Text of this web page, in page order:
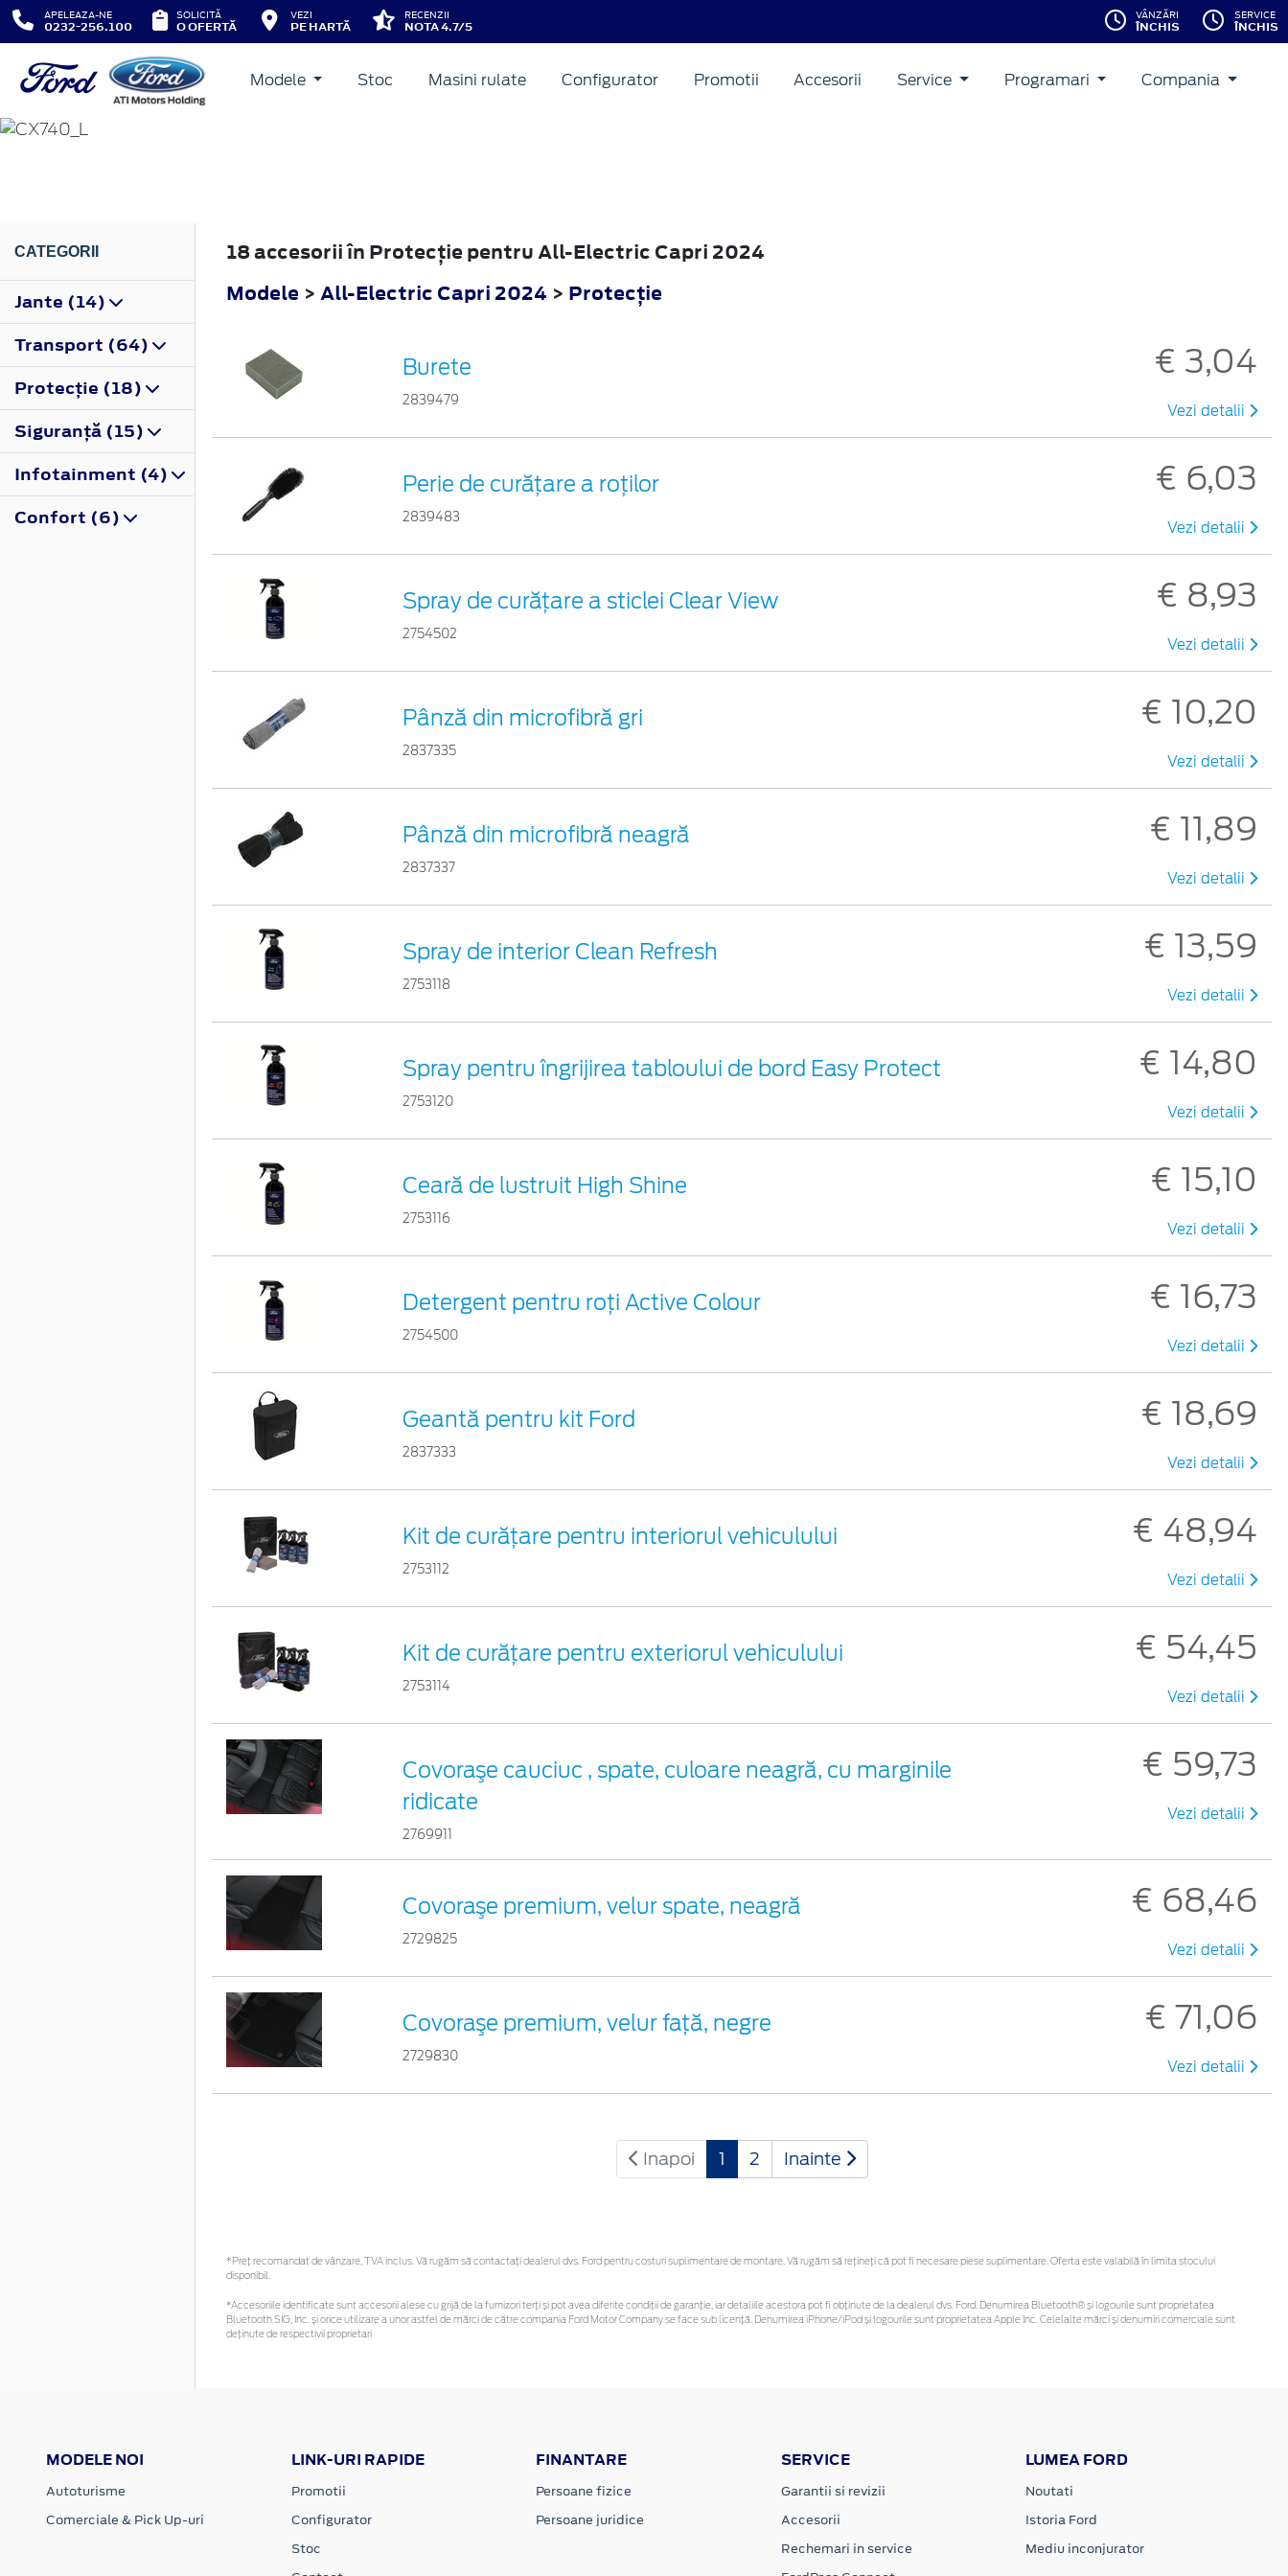
APELEAZA-NE
0232-256.100
SOLICITĂ
O OFERTĂ
VEZI
PE HARTĂ
RECENZII
NOTA 4.7/5
VÂNZĂRI
ÎNCHIS
SERVICE
ÎNCHIS
Modele Stoc Masini rulate Configurator Promotii Accesorii Service Programari Compania
ALL-ELECTRIC CAPRI
CATEGORII
Jante (14)
Transport (64)
Protecţie (18)
Siguranţă (15)
Infotainment (4)
Confort (6)
18 accesorii în Protecţie pentru All-Electric Capri 2024
Modele > All-Electric Capri 2024 > Protecţie
Burete
2839479
€ 3,04
Vezi detalii
Perie de curățare a roților
2839483
€ 6,03
Vezi detalii
Spray de curățare a sticlei Clear View
2754502
€ 8,93
Vezi detalii
Pânză din microfibră gri
2837335
€ 10,20
Vezi detalii
Pânză din microfibră neagră
2837337
€ 11,89
Vezi detalii
Spray de interior Clean Refresh
2753118
€ 13,59
Vezi detalii
Spray pentru îngrijirea tabloului de bord Easy Protect
2753120
€ 14,80
Vezi detalii
Ceară de lustruit High Shine
2753116
€ 15,10
Vezi detalii
Detergent pentru roți Active Colour
2754500
€ 16,73
Vezi detalii
Geantă pentru kit Ford
2837333
€ 18,69
Vezi detalii
Kit de curățare pentru interiorul vehiculului
2753112
€ 48,94
Vezi detalii
Kit de curățare pentru exteriorul vehiculului
2753114
€ 54,45
Vezi detalii
Covoraşe cauciuc , spate, culoare neagră, cu marginile
ridicate
2769911
€ 59,73
Vezi detalii
Covoraşe premium, velur spate, neagră
2729825
€ 68,46
Vezi detalii
Covoraşe premium, velur faţă, negre
2729830
€ 71,06
Vezi detalii
Inapoi 1 2 Inainte
*Preţ recomandat de vânzare, TVA inclus. Vă rugăm să contactaţi dealerul dvs. Ford pentru costuri suplimentare de montare. Vă rugăm să rețineți că pot fi necesare piese suplimentare. Oferta este valabilă în limita stocului
disponibil.
*Accesoriile identificate sunt accesorii alese cu grijă de la furnizori terți și pot avea diferite condiții de garanție, iar detaliile acestora pot fi obținute de la dealerul dvs. Ford. Denumirea Bluetooth® și logourile sunt proprietatea
Bluetooth SIG, Inc. și orice utilizare a unor astfel de mărci de către compania Ford Motor Company se face sub licență. Denumirea iPhone/iPod și logourile sunt proprietatea Apple Inc. Celelalte mărci și denumiri comerciale sunt
deținute de respectivii proprietari
MODELE NOI
Autoturisme
Comerciale & Pick Up-uri
LINK-URI RAPIDE
Promotii
Configurator
Stoc
FINANTARE
Persoane fizice
Persoane juridice
SERVICE
Garantii si revizii
Accesorii
Rechemari in service
LUMEA FORD
Noutati
Istoria Ford
Mediu inconjurator